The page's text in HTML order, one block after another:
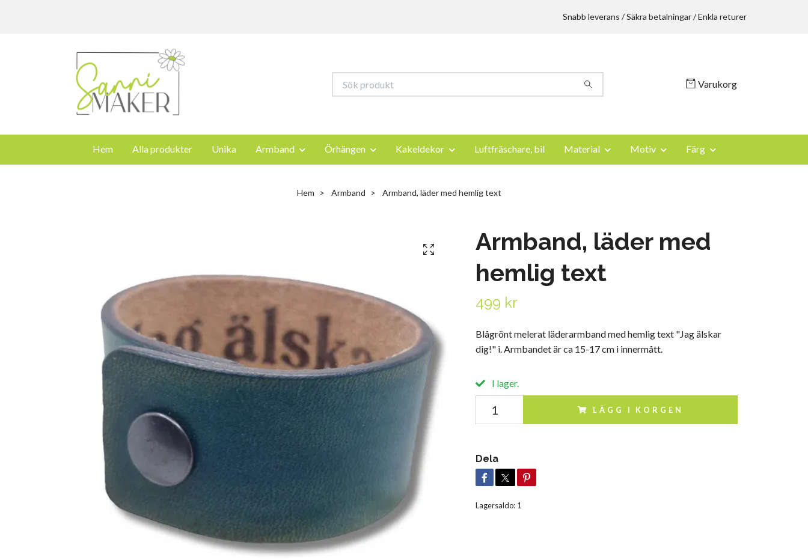
Snabb leverans / Säkra betalningar / Enkla returer
Varukorg
Hem Alla produkter Unika Armband Örhängen Kakeldekor Luftfräschare, bil Material Motiv Färg
Hem Armband Armband, läder med hemlig text
Armband, läder med
hemlig text
499 kr
Blågrönt melerat läderarmband med hemlig text "Jag älskar
dig!" i. Armbandet är ca 15-17 cm i innermått.
I lager.
LÄGG I KORGEN
Dela
Lagersaldo: 1